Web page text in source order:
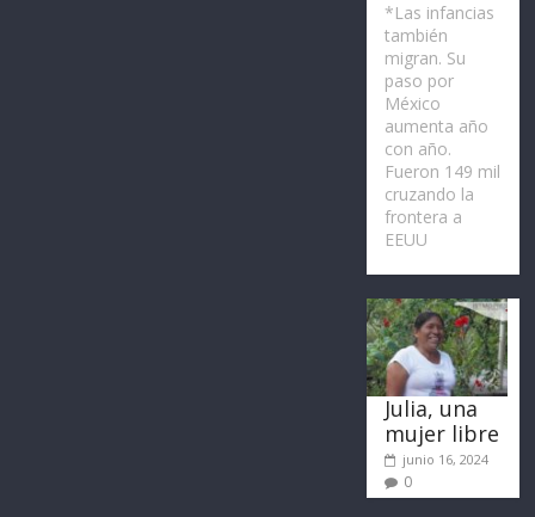
*Las infancias
también
migran. Su
paso por
México
aumenta año
con año.
Fueron 149 mil
cruzando la
frontera a
EEUU
Julia, una
mujer libre
junio 16, 2024
0